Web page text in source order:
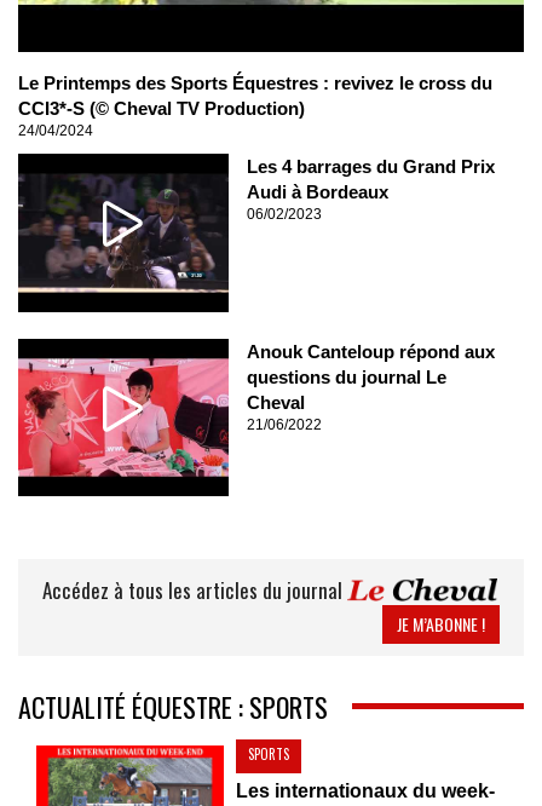
Le Printemps des Sports Équestres : revivez le cross du
CCI3*-S (© Cheval TV Production)
24/04/2024
Les 4 barrages du Grand Prix
Audi à Bordeaux
06/02/2023
Anouk Canteloup répond aux
questions du journal Le
Cheval
21/06/2022
Accédez à tous les articles du journal
JE M’ABONNE !
ACTUALITÉ ÉQUESTRE : SPORTS
SPORTS
Les internationaux du week-